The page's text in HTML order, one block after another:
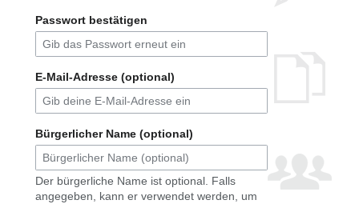
Passwort bestätigen
E-Mail-Adresse (optional)
Bürgerlicher Name (optional)
Der bürgerliche Name ist optional. Falls
angegeben, kann er verwendet werden, um